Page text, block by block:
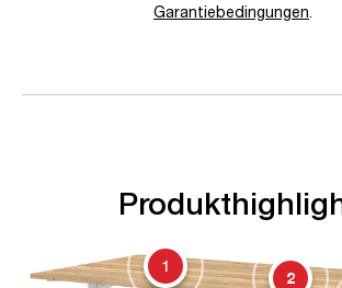
Garantiebedingungen.
1
2